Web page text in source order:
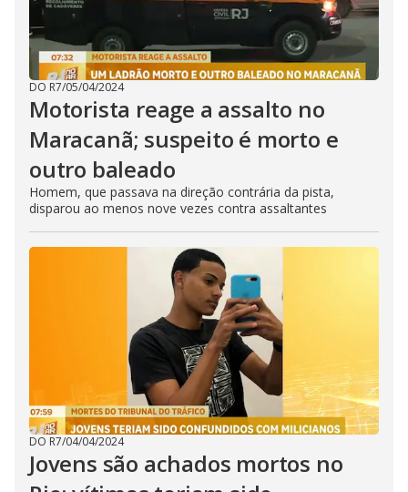
DO R7/05/04/2024
Motorista reage a assalto no
Maracanã; suspeito é morto e
outro baleado
Homem, que passava na direção contrária da pista,
disparou ao menos nove vezes contra assaltantes
DO R7/04/04/2024
Jovens são achados mortos no